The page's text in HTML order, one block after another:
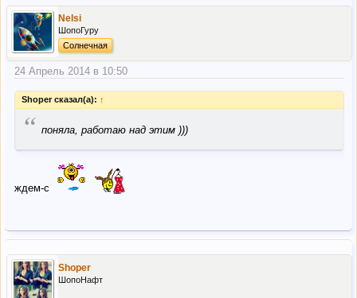
Nelsi
ШопоГуру
Солнечная
24 Апрель 2014 в 10:50
Shoper сказал(а): ↑
“ поняла, работаю над этим )))
ждем-с
Shoper
ШопоНафт